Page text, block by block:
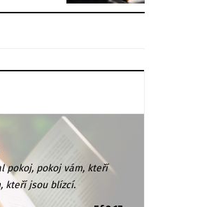
pokoj, pokoj vám, kteří
kteří jsou blízcí.